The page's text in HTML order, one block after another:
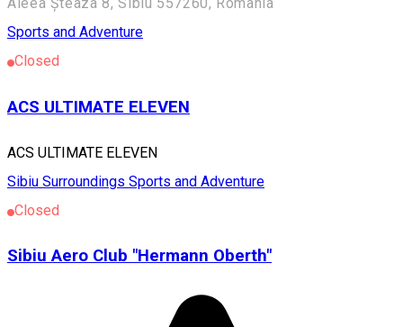
Sports and Adventure
Closed
ACS ULTIMATE ELEVEN
ACS ULTIMATE ELEVEN
Sibiu Surroundings Sports and Adventure
Closed
Sibiu Aero Club "Hermann Oberth"